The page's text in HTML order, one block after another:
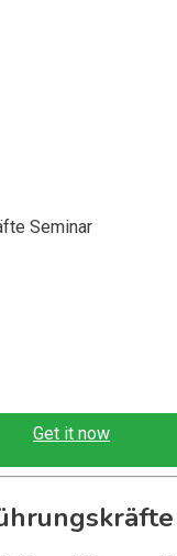
Seminar
Get it now